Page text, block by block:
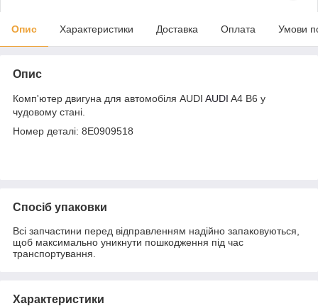
Опис Характеристики Доставка Оплата Умови
Опис
Комп'ютер двигуна для автомобіля AUDI AUDI A4 B6 у
чудовому стані.
Номер деталі: 8E0909518
Спосіб упаковки
Всі запчастини перед відправленням надійно запаковуються,
щоб максимально уникнути пошкодження під час
транспортування.
Характеристики